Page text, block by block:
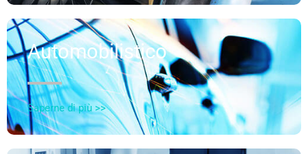
Automobilistico
Saperne di più >>